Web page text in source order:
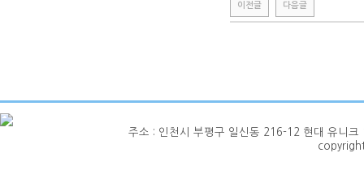
이전글 다음글
주소 : 인천시 부평구 일신동 216-12 현대 유니